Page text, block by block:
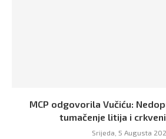
MCP odgovorila Vučiću:
tumačenje litija i
Srijeda, 5 Augusta